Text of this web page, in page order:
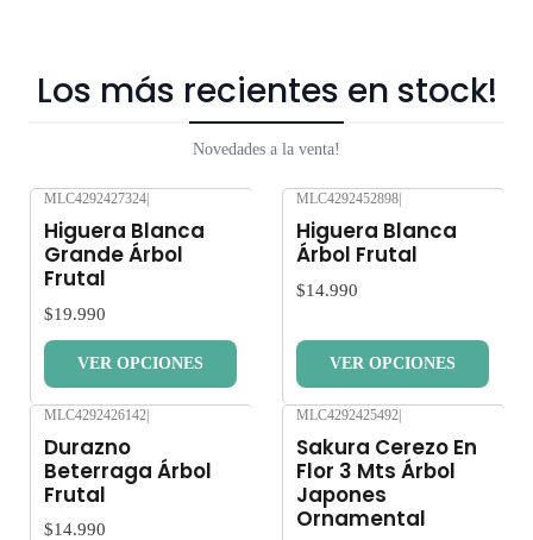
Los más recientes en stock!
Novedades a la venta!
MLC4292427324
Higuera Blanca
Grande Árbol
Frutal
$19.990
VER OPCIONES
MLC4292452898
Higuera Blanca
Árbol Frutal
$14.990
VER OPCIONES
MLC4292426142|
Durazno
Beterraga Árbol
Frutal
$14.990
MLC4292425492|
Sakura Cerezo En
Flor 3 Mts Árbol
Japones
Ornamental